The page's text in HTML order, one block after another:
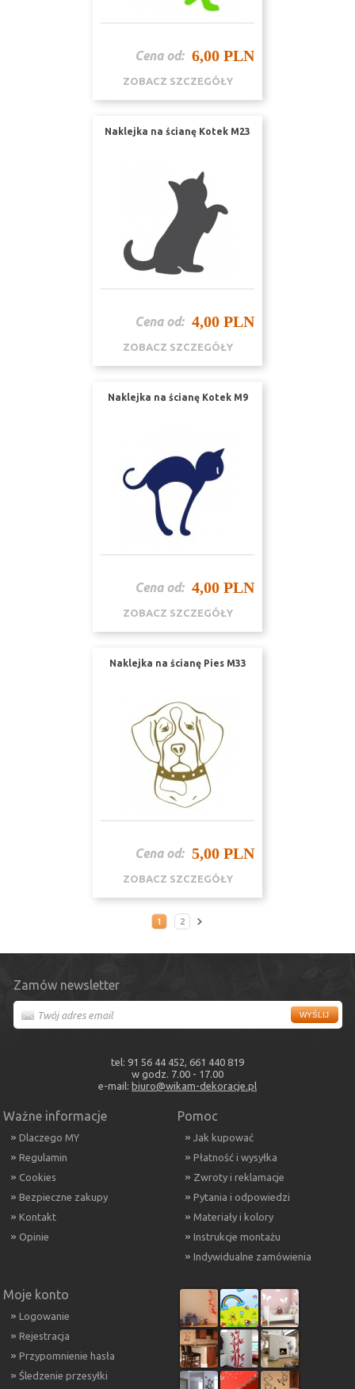
Cena od: 6,00 PLN
ZOBACZ SZCZEGÓŁY
Naklejka na ścianę Kotek M23
Cena od: 4,00 PLN
ZOBACZ SZCZEGÓŁY
Naklejka na ścianę Kotek M9
Cena od: 4,00 PLN
ZOBACZ SZCZEGÓŁY
Naklejka na ścianę Pies M33
Cena od: 5,00 PLN
ZOBACZ SZCZEGÓŁY
1 2
Zamów newsletter
tel: 91 56 44 452, 661 440 819
w godz. 7.00 - 17.00
e-mail: biuro@wikam-dekoracje.pl
Ważne informacje
Dlaczego MY
Regulamin
Cookies
Bezpieczne zakupy
Kontakt
Opinie
Pomoc
Jak kupować
Płatność i wysyłka
Zwroty i reklamacje
Pytania i odpowiedzi
Materiały i kolory
Instrukcje montażu
Indywidualne zamówienia
Moje konto
Logowanie
Rejestracja
Przypomnienie hasła
Śledzenie przesyłki